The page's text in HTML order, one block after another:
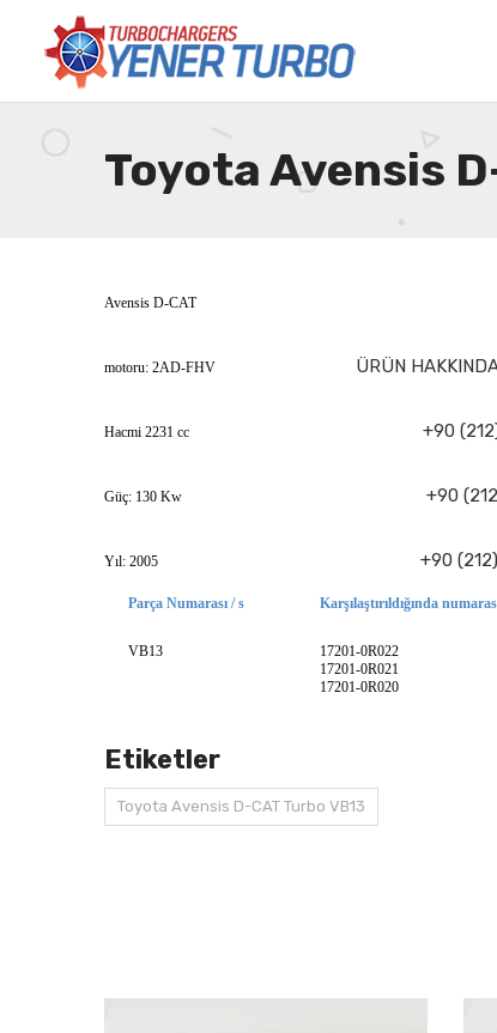
Toyota Avensis
Avensis D-CAT
motoru: 2AD-FHV ÜRÜN
Hacmi 2231 cc +90
Güç: 130 Kw +90
Yıl: 2005 +90
Parça Numarası / s
VB13
Karşılaştırıldığında
17201-0R022
17201-0R021
17201-0R020
Etiketler
Toyota Avensis D-CAT Turbo VB13